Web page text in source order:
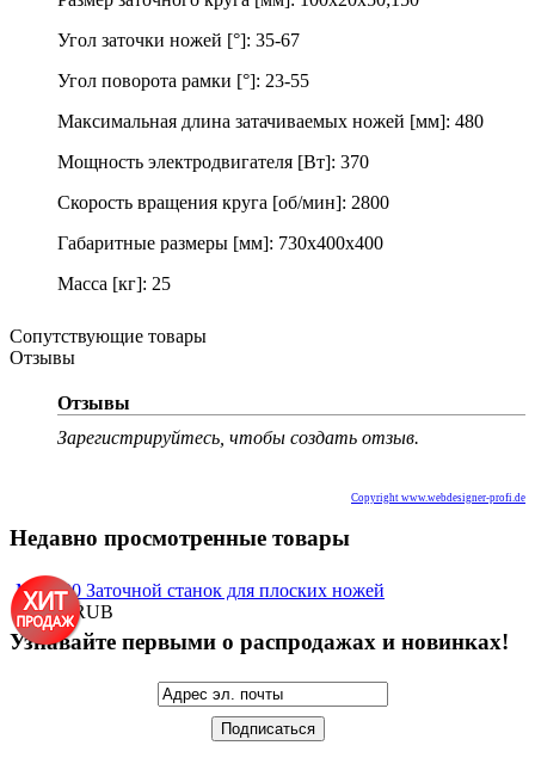
Угол заточки ножей [°]: 35-67
Угол поворота рамки [°]: 23-55
Максимальная длина затачиваемых ножей [мм]: 480
Мощность электродвигателя [Вт]: 370
Скорость вращения круга [об/мин]: 2800
Габаритные размеры [мм]: 730х400х400
Масса [кг]: 25
Сопутствующие товары
Отзывы
Отзывы
Зарегистрируйтесь, чтобы создать отзыв.
Copyright www.webdesigner-profi.de
Недавно просмотренные товары
MF1520 Заточной станок для плоских ножей
34 000 RUB
Узнавайте первыми о распродажах и новинках!